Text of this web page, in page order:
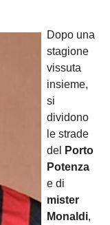
Dopo una
stagione
vissuta
insieme,
si
dividono
le strade
del
Porto
Potenza
e di
mister
Monaldi,